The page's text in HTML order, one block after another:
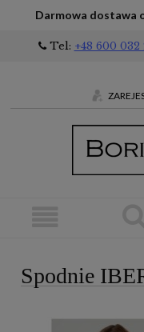
Darmowa dostawa
Tel: +48 600 032
Spodnie